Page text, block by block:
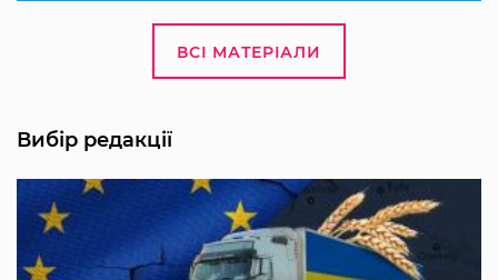
ВСІ МАТЕРІАЛИ
Вибір редакції